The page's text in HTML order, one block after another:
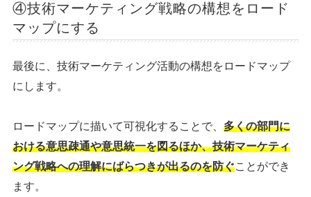
④技術マーケティング戦略の構想をロード
マップにする
最後に、技術マーケティング活動の構想をロードマップ
にします。
ロードマップに描いて可視化することで、 多くの部門に
おける意思疎通や意思統一を図るほか、技術マーケティ
ング戦略への理解にばらつきが出るのを防ぐことができ
ます。